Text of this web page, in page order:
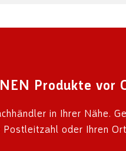
Produkte vor
in Ihrer Nähe.
Postleitzahl oder Ihren